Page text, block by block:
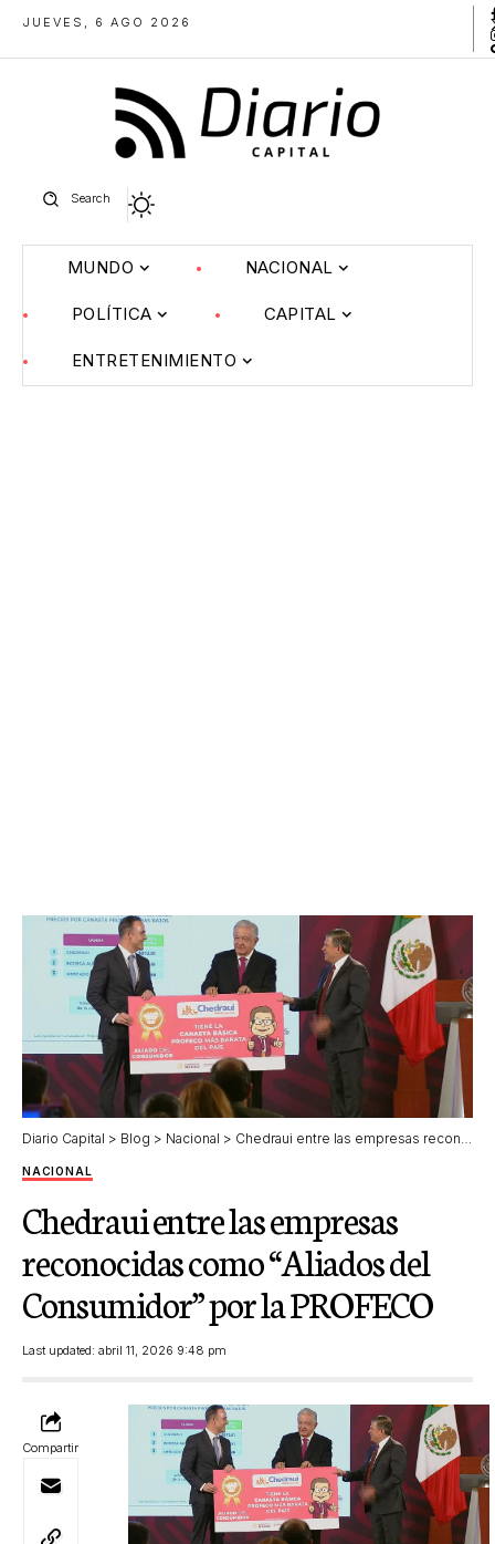
JUEVES, 6 AGO 2026
Search
MUNDO NACIONAL
POLÍTICA CAPITAL
ENTRETENIMIENTO
Diario Capital > Blog > Nacional > Chedraui entre las empresas reconocidas como “Aliados del Consumidor” por la PROFECO
NACIONAL
Chedraui entre las empresas
reconocidas como “Aliados del
Consumidor” por la PROFECO
Last updated: abril 11, 2026 9:48 pm
Compartir